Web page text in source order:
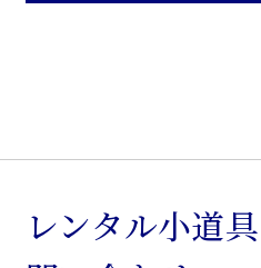
の
せ
レンタル小道